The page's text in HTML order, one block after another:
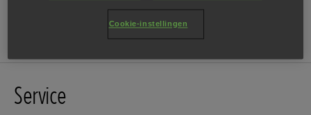
ONTVANG EEN ROUTEBESCHRIJVING
Service
Cookie-instellingen